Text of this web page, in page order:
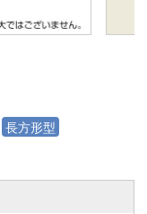
長方形型